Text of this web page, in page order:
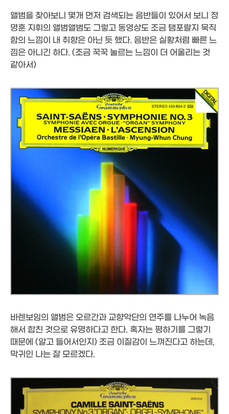
앨범을 찾아보니 몇개 먼저 검색되는 음반들이 있어서 보니 정
명훈 지휘의 앨범앨범도 그렇고 동영상도 조금 탬포랄지 묵직
함의 느낌이 내 취향은 아닌 듯 했다. 음반은 실황처럼 빠른 느
낌은 아니긴 하다. (조금 꾹꾹 눌르는 느낌이 더 어울리는 것
같아서)
바렌보임의 앨범은 오르간과 교향악단의 연주를 나누어 녹음
해서 합친 것으로 유명하다고 한다. 혹자는 평하기를 그렇기
때문에 (알고 들어서인지) 조금 이질감이 느껴진다고 하는데,
막귀인 나는 잘 모르겠다.